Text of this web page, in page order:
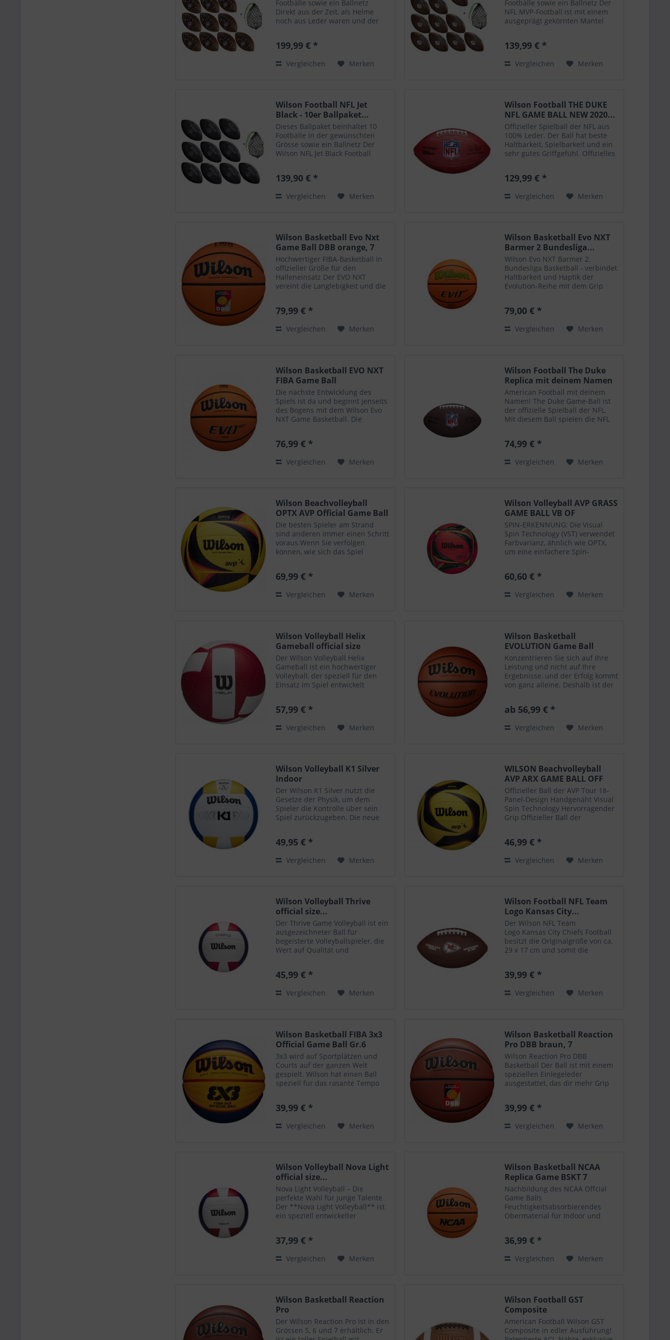
Footbälle sowie ein Ballnetz
Direkt aus der Zeit, als Helme
noch aus Leder waren und der
kommt dieser Retro-Teamball im
199,99 € *
Vergleichen Merken
Footbälle sowie ein Ballnetz Der
NFL MVP-Football ist mit einem
ausgeprägt gekörnten Mantel
Haltbarkeit. Eine doppelte Naht
139,99 € *
Vergleichen Merken
Wilson Football NFL Jet
Black - 10er Ballpaket...
Dieses Ballpaket beinhaltet 10
Footbälle in der gewünschten
Grösse sowie ein Ballnetz Der
Wilson NFL Jet Black Football
Spiel den perfekten Look. Der Ball
139,90 € *
Vergleichen Merken
Wilson Football THE DUKE
NFL GAME BALL NEW 2020...
Offizieller Spielball der NFL aus
100% Leder. Der Ball hat beste
Haltbarkeit, Spielbarkeit und ein
sehr gutes Griffgefühl. Offizielles
Offizieller Spielball der NFL...
129,99 € *
Vergleichen Merken
Wilson Basketball Evo Nxt
Game Ball DBB orange, 7
Hochwertiger FIBA-Basketball in
offizieller Größe für den
Halleneinsatz Der EVO NXT
vereint die Langlebigkeit und die
Grip und dem
unseres Solution...
79,99 € *
Vergleichen Merken
Wilson Basketball Evo NXT
Barmer 2 Bundesliga...
Wilson Evo NXT Barmer 2.
Bundesliga Basketball - verbindet
Haltbarkeit und Haptik der
Evolution-Reihe mit dem Grip
Solution-Reihe - Micro-Touch-
Texturschicht - Extended...
79,00 € *
Vergleichen Merken
Wilson Basketball EVO NXT
FIBA Game Ball
Die nächste Entwicklung des
Spiels ist da und beginnt jenseits
des Bogens mit dem Wilson Evo
NXT Game Basketball. Die
Gewicht des Balls durch eine
76,99 € *
Vergleichen Merken
Wilson Football The Duke
Replica mit deinem Namen
American Football mit deinem
Namen! The Duke Game-Ball ist
der offizielle Spielball der NFL.
Mit diesem Ball spielen die NFL
handelt es sich jedoch um die
74,99 € *
Vergleichen Merken
Wilson Beachvolleyball
OPTX AVP Official Game Ball
Die besten Spieler am Strand
sind anderen immer einen Schritt
voraus.Wenn Sie verfolgen
können, wie sich das Spiel
ebenfalls dazu in der Lage.Das
AVP...
69,99 € *
Vergleichen Merken
Wilson Volleyball AVP GRASS
GAME BALL VB OF
SPIN-ERKENNUNG: Die Visual
Spin Technology (VST) verwendet
Farbvarianz, ähnlich wie OPTX,
um eine einfachere Spin-
reagieren können, wohin sich das
KOMPROMISSLOSE...
60,60 € *
Vergleichen Merken
Wilson Volleyball Helix
Gameball official size
Der Wilson Volleyball Helix
Gameball ist ein hochwertiger
Volleyball, der speziell für den
Einsatz im Spiel entwickelt
Flugbahn und langlebige
und...
57,99 € *
Vergleichen Merken
Wilson Basketball
EVOLUTION Game Ball
Konzentrieren Sie sich auf Ihre
Leistung und nicht auf Ihre
Ergebnisse, und der Erfolg kommt
von ganz alleine. Deshalb ist der
US - High Schools . Jeder Teil, von
ab 56,99 € *
Vergleichen Merken
Wilson Volleyball K1 Silver
Indoor
Der Wilson K1 Silver nutzt die
Gesetze der Physik, um dem
Spieler die Kontrolle über sein
Spiel zurückzugeben. Die neue
verwandelt die kinetische Energie
spielverändernden...
49,95 € *
Vergleichen Merken
WILSON Beachvolleyball
AVP ARX GAME BALL OFF
VB...
Offizieller Ball der AVP Tour 18-
Panel-Design Handgenäht Visual
Spin Technology Hervorragender
Grip Offizieller Ball der
Verbundleder; 18-Panel-Design;
46,99 € *
Vergleichen Merken
Wilson Volleyball Thrive
official size...
Der Thrive Game Volleyball ist ein
ausgezeichneter Ball für
begeisterte Volleyballspieler, die
Wert auf Qualität und
Komposite-Leder, das nicht nur
45,99 € *
Vergleichen Merken
Wilson Football NFL Team
Logo Kansas City...
Der Wilson NFL Team
Logo Kansas City Chiefs Football
besitzt die Originalgröße von ca.
29 x 17 cm und somit die
aufgedruckt. Die Balloberfläche
handelt sich...
39,99 € *
Vergleichen Merken
Wilson Basketball FIBA 3x3
Official Game Ball Gr.6
3x3 wird auf Sportplätzen und
Courts auf der ganzen Welt
gespielt. Wilson hat einen Ball
speziell für das rasante Tempo
patentierte Wave Triple Threat-
39,99 € *
Vergleichen Merken
Wilson Basketball Reaction
Pro DBB braun, 7
Wilson Reaction Pro DBB
Basketball Der Ball ist mit einem
speziellen Einlegeleder
ausgestattet, das dir mehr Grip
Produktdetails: Indoor/Outdoor
39,99 € *
Vergleichen Merken
Wilson Volleyball Nova Light
official size...
Nova Light Volleyball – Die
perfekte Wahl für junge Talente
Der **Nova Light Volleyball** ist
ein speziell entwickelter
langlebige Konstruktion aus
Dieses...
37,99 € *
Vergleichen Merken
Wilson Basketball NCAA
Replica Game BSKT 7
Nachbildung des NCAA Offcial
Game Balls
Feuchtigkeitsabsorbierendes
Obermaterial für Indoor und
Patentierte Cushio Core
noch Fragen zu diesem oder...
36,99 € *
Vergleichen Merken
Wilson Basketball Reaction
Pro
Der Wilson Reaction Pro ist in den
Grössen 5, 6 und 7 erhältlich. Er
Wilson Football GST
Composite
American Football Wilson GST
Composite in edler Ausführung!